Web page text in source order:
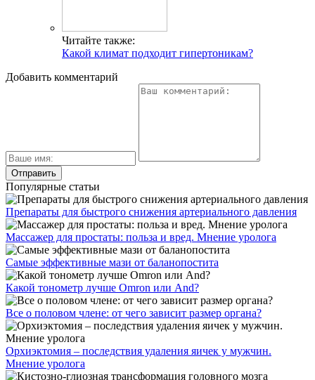
Читайте также:
Какой климат подходит гипертоникам?
Добавить комментарий
Популярные статьи
Препараты для быстрого снижения артериального давления
Массажер для простаты: польза и вред. Мнение уролога
Самые эффективные мази от баланопостита
Какой тонометр лучше Omron или And?
Все о половом члене: от чего зависит размер органа?
Орхиэктомия – последствия удаления яичек у мужчин.
Мнение уролога